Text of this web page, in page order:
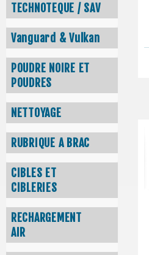
TECHNOTEQUE / SAV
Vanguard & Vulkan
POUDRE NOIRE ET
POUDRES
NETTOYAGE
RUBRIQUE A BRAC
CIBLES ET
CIBLERIES
RECHARGEMENT
AIR